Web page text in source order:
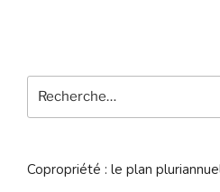
pour
Copropriété : le plan